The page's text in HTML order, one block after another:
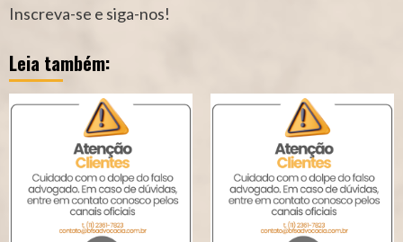
Inscreva-se e siga-nos!
Leia também: